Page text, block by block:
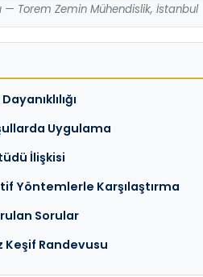
Torem Zemin Mühendislik, İstanbul
Uygulama
İlişkisi
Yöntemlerle Karşılaştırma
Sorular
Keşif Randevusu